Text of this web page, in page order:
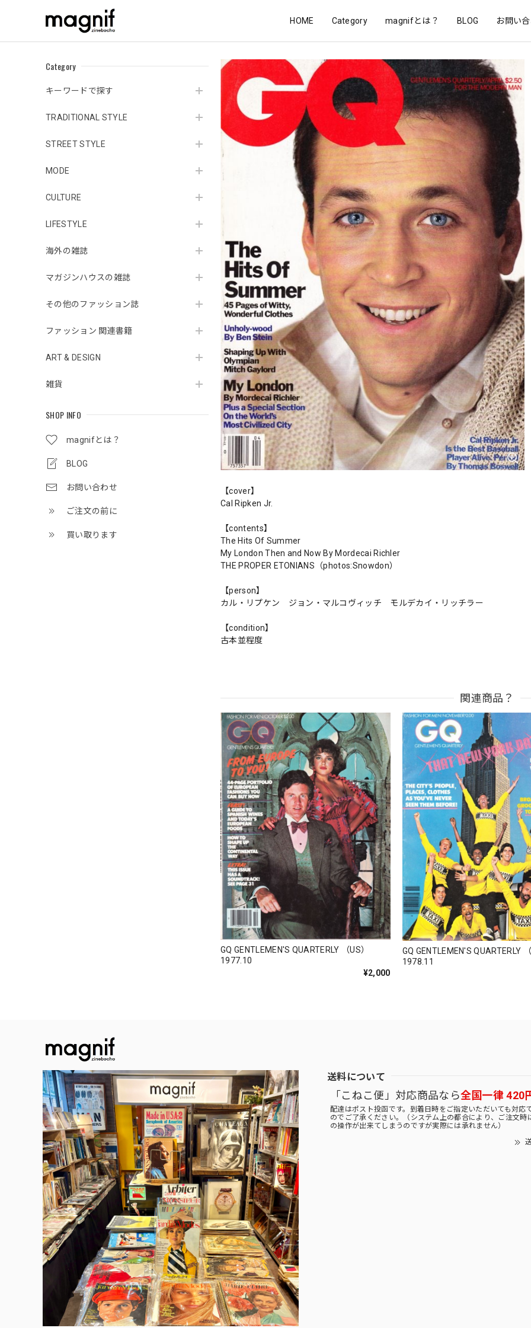
HOME Category magnifとは？ BLOG お問い
Category
キーワードで探す
TRADITIONAL STYLE
STREET STYLE
MODE
CULTURE
LIFESTYLE
海外の雑誌
マガジンハウスの雑誌
その他のファッション誌
ファッション 関連書籍
ART & DESIGN
雑貨
SHOP INFO
magnifとは？
BLOG
お問い合わせ
ご注文の前に
買い取ります
【cover】
Cal Ripken Jr.
【contents】
The Hits Of Summer
My London Then and Now By Mordecai Richler
THE PROPER ETONIANS（photos:Snowdon）
【person】
カル・リプケン ジョン・マルコヴィッチ モルデカイ・リッチラー
【condition】
古本並程度
関連商品？
GQ GENTLEMEN'S QUARTERLY （US）
1977.10
¥2,000
GQ GENTLEMEN'S QUARTERLY
1978.11
送料について
「こねこ便」対応商品なら全国一律 420
配達はポスト投函です。到着日時をご指定いただいても対応
のでご了承ください。（システム上の都合により、ご注文時
の操作が出来てしまうのですが実際には承れません）